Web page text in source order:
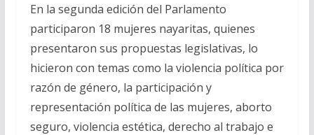
En la segunda edición del Parlamento
participaron 18 mujeres nayaritas, quienes
presentaron sus propuestas legislativas, lo
hicieron con temas como la violencia política por
razón de género, la participación y
representación política de las mujeres, aborto
seguro, violencia estética, derecho al trabajo e